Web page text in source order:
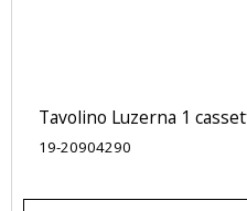
Tavolino Luzerna 1
19-20904290